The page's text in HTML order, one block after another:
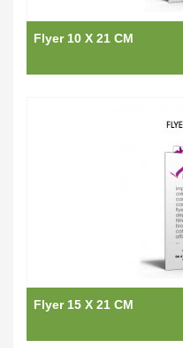
Flyer 10 X 21 CM
Flyer 15 X 21 CM